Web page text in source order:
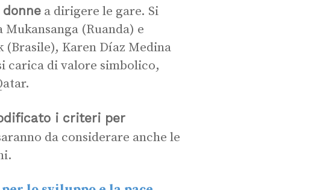
a dirigere le gare. Si
(Ruanda) e
(Brasile), Karen Díaz Medina
carica di valore simbolico,
i criteri per
da considerare anche le